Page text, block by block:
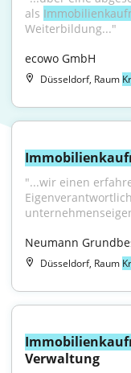
als
Weiterbildung..."
ecowo GmbH
Düsseldorf, Raum
"...wir einen
Neumann
Düsseldorf, Raum
Verwaltung